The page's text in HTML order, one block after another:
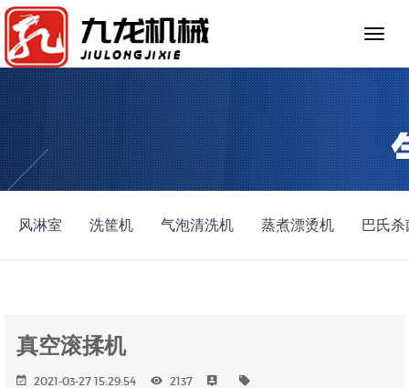
风淋室 洗筐机 气泡清洗机 蒸煮漂烫机 巴氏杀
真空滚揉机
2021-03-27 15:29:54 2137